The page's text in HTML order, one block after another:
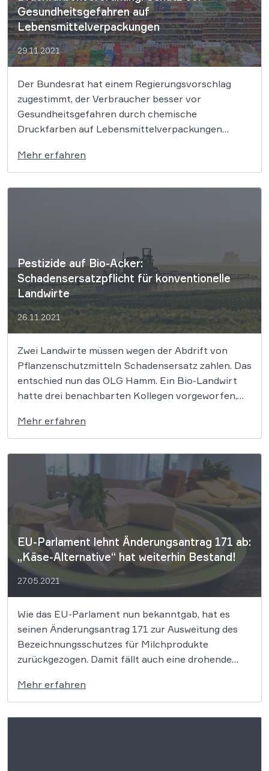
Gesundheitsgefahren auf
Lebensmittelverpackungen
29.11.2021
Der Bundesrat hat einem Regierungsvorschlag
zugestimmt, der Verbraucher besser vor
Gesundheitsgefahren durch chemische
Druckfarben auf Lebensmittelverpackungen
Positivliste, in der alle Farbstoffe aufgeführt sind,
die gefahrlos verwendet werden dürfen. Zum
Schutz der Verbraucher vor möglichen
Mehr erfahren
Pestizide auf Bio-Acker:
Schadensersatzpflicht für konventionelle
Landwirte
26.11.2021
Zwei Landwirte müssen wegen der Abdrift von
Pflanzenschutzmitteln Schadensersatz zahlen. Das
entschied nun das OLG Hamm. Ein Bio-Landwirt
hatte drei benachbarten Kollegen vorgeworfen,
konventionell bewirtschafteten Flächen auf seine
Bio-Anbauflächen gelangt sei. Ein Ökolandwirt aus
Lichtenau in Ostwestfalen hat seine Nachbarn
nach dem Fund von Pestiziden […]
Mehr erfahren
EU-Parlament lehnt Änderungsantrag 171 ab:
„Käse-Alternative“ hat weiterhin Bestand!
27.05.2021
Wie das EU-Parlament nun bekanntgab, hat es
seinen Änderungsantrag 171 zur Ausweitung des
Bezeichnungsschutzes für Milchprodukte
zurückgezogen. Damit fällt auch eine drohende
Milchalternativen durch Vergleiche und Bezüge zu
dem tierischen Pendant weg. Ein Erfolg für viele
Unternehmen in der veganen
Mehr erfahren